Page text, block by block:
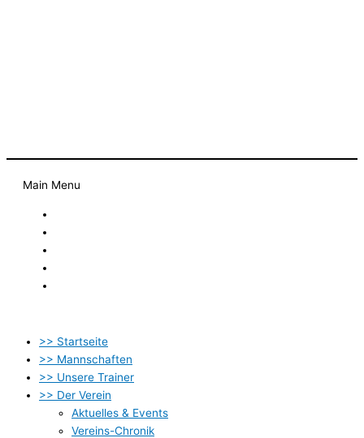
Main Menu
>> Startseite
>> Mannschaften
>> Unsere Trainer
>> Der Verein
Aktuelles & Events
Vereins-Chronik